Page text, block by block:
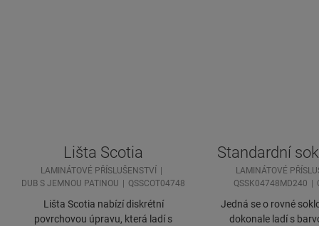
Lišta Scotia
LAMINÁTOVÉ PŘÍSLUŠENSTVÍ
DUB S JEMNOU PATINOU
QSSCOT04748
Lišta Scotia nabízí diskrétní
povrchovou úpravu, která ladí s
Standardní
LAMINÁTOVÉ
QSSK04748MD240
Jedná se o rovné
dokonale ladí s